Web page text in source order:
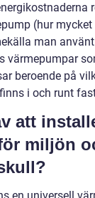
(hur mycket
man
värmepumpar
beroende på
i och runt
att
miljön